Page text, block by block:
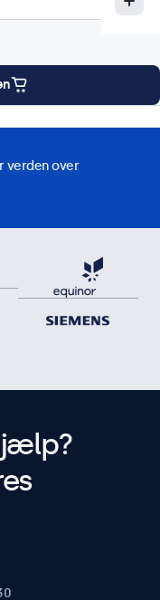
strøm eller andet
Downloads Tilbehør
verden over